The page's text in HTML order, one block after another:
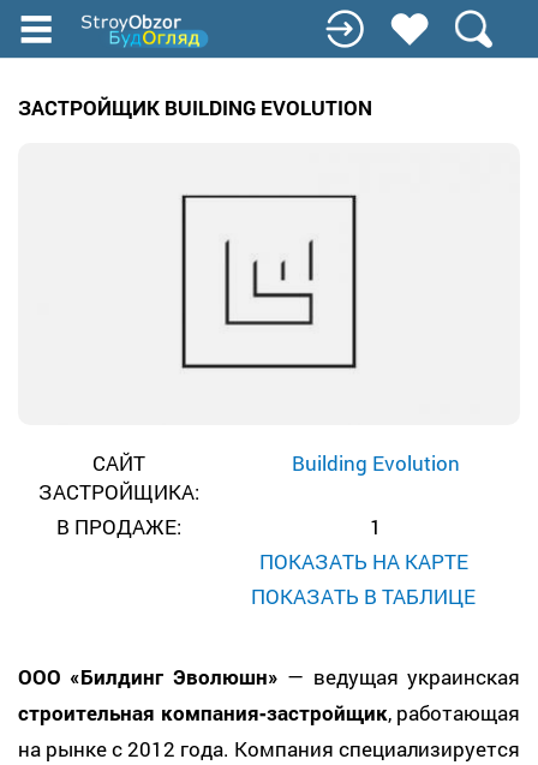
Перейти
содержанию
ЗАСТРОЙЩИК BUILDING EVOLUTION
САЙТ
ЗАСТРОЙЩИКА:
Building Evolution
В ПРОДАЖЕ:
1
ПОКАЗАТЬ НА КАРТЕ
ПОКАЗАТЬ В ТАБЛИЦЕ
ООО «Билдинг Эволюшн» — ведущая украинская
строительная компания‑застройщик, работающая
на рынке с 2012 года. Компания специализируется